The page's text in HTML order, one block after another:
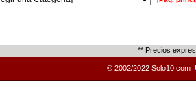
** Precios
© 2002/2022 Solo10.com